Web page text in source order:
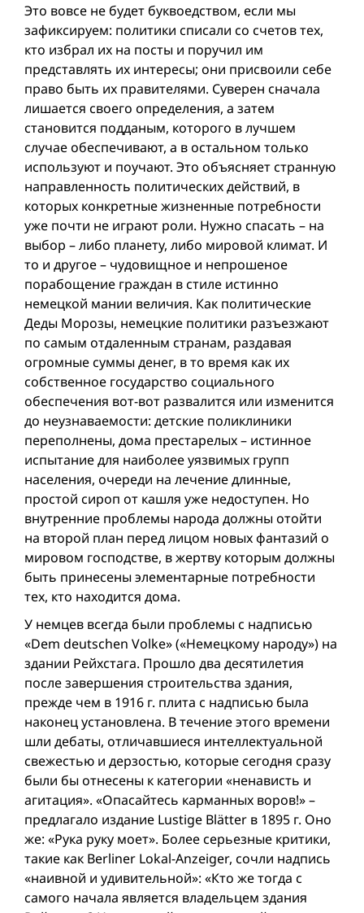
Это вовсе не будет буквоедством, если мы
зафиксируем: политики списали со счетов тех,
кто избрал их на посты и поручил им
представлять их интересы; они присвоили себе
право быть их правителями. Суверен сначала
лишается своего определения, а затем
становится подданым, которого в лучшем
случае обеспечивают, а в остальном только
используют и поучают. Это объясняет странную
направленность политических действий, в
которых конкретные жизненные потребности
уже почти не играют роли. Нужно спасать – на
выбор – либо планету, либо мировой климат. И
то и другое – чудовищное и непрошеное
порабощение граждан в стиле истинно
немецкой мании величия. Как политические
Деды Морозы, немецкие политики разъезжают
по самым отдаленным странам, раздавая
огромные суммы денег, в то время как их
собственное государство социального
обеспечения вот-вот развалится или изменится
до неузнаваемости: детские поликлиники
переполнены, дома престарелых – истинное
испытание для наиболее уязвимых групп
населения, очереди на лечение длинные,
простой сироп от кашля уже недоступен. Но
внутренние проблемы народа должны отойти
на второй план перед лицом новых фантазий о
мировом господстве, в жертву которым должны
быть принесены элементарные потребности
тех, кто находится дома.
У немцев всегда были проблемы с надписью
«Dem deutschen Volke» («Немецкому народу») на
здании Рейхстага. Прошло два десятилетия
после завершения строительства здания,
прежде чем в 1916 г. плита с надписью была
наконец установлена. В течение этого времени
шли дебаты, отличавшиеся интеллектуальной
свежестью и дерзостью, которые сегодня сразу
были бы отнесены к категории «ненависть и
агитация». «Опасайтесь карманных воров!» –
предлагало издание Lustige Blätter в 1895 г. Оно
же: «Рука руку моет». Более серьезные критики,
такие как Berliner Lokal-Anzeiger, сочли надпись
«наивной и удивительной»: «Кто же тогда с
самого начала является владельцем здания